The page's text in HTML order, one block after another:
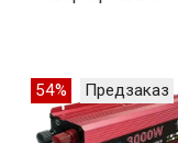
54% Предзаказ